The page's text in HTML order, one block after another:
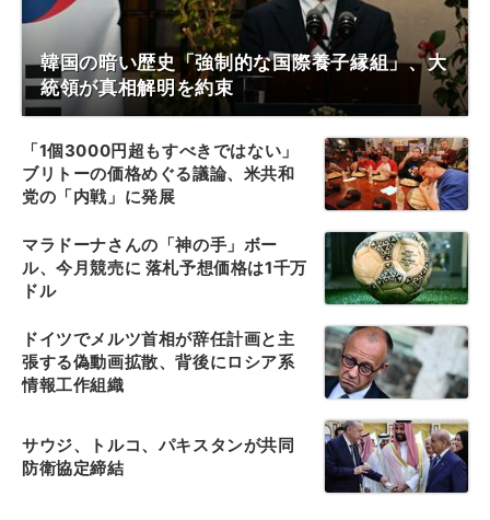
韓国の暗い歴史「強制的な国際養子縁組」、大
統領が真相解明を約束
「1個3000円超もすべきではない」
ブリトーの価格めぐる議論、米共和
党の「内戦」に発展
マラドーナさんの「神の手」ボー
ル、今月競売に 落札予想価格は1千万
ドル
ドイツでメルツ首相が辞任計画と主
張する偽動画拡散、背後にロシア系
情報工作組織
サウジ、トルコ、パキスタンが共同
防衛協定締結